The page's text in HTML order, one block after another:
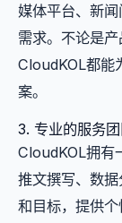
媒体平台、新
需求。不论是产
CloudKOL都能
案。
3. 专业的服务
CloudKOL拥有
推文撰写、数
和目标，提供